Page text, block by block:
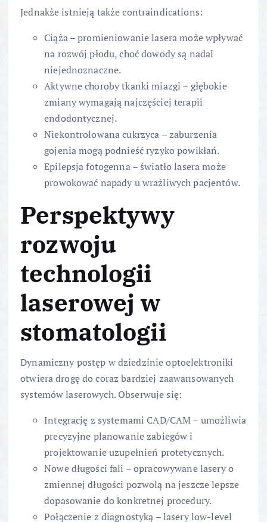
Jednakże istnieją także contraindications:
Ciąża – promieniowanie lasera może wpływać
na rozwój płodu, choć dowody są nadal
niejednoznaczne.
Aktywne choroby tkanki miazgi – głębokie
zmiany wymagają najczęściej terapii
endodontycznej.
Niekontrolowana cukrzyca – zaburzenia
gojenia mogą podnieść ryzyko powikłań.
Epilepsja fotogenna – światło lasera może
prowokować napady u wrażliwych pacjentów.
Perspektywy
rozwoju
technologii
laserowej w
stomatologii
Dynamiczny postęp w dziedzinie optoelektroniki
otwiera drogę do coraz bardziej zaawansowanych
systemów laserowych. Obserwuje się:
Integrację z systemami CAD/CAM – umożliwia
precyzyjne planowanie zabiegów i
projektowanie uzupełnień protetycznych.
Nowe długości fali – opracowywane lasery o
zmiennej długości pozwolą na jeszcze lepsze
dopasowanie do konkretnej procedury.
Połączenie z diagnostyką – lasery low-level